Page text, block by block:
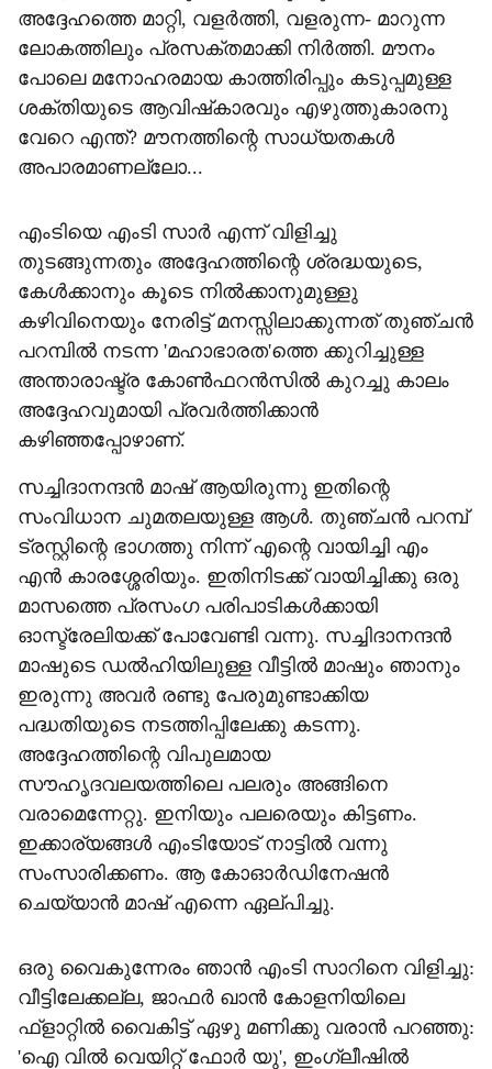
അദ്ദേഹത്തെ മാറ്റി, വളര്‍ത്തി, വളരുന്ന- മാറുന്ന
ലോകത്തിലും പ്രസക്തമാക്കി നിര്‍ത്തി. മൗനം
പോലെ മനോഹരമായ കാത്തിരിപ്പും കടുപ്പമുള്ള
ശക്തിയുടെ ആവിഷ്‌കാരവും എഴുത്തുകാരനു
വേറെ എന്ത്? മൗനത്തിന്റെ സാധ്യതകള്‍
അപാരമാണല്ലോ...
എംടിയെ എംടി സാര്‍ എന്ന് വിളിച്ചു
തുടങ്ങുന്നതും അദ്ദേഹത്തിന്റെ ശ്രദ്ധയുടെ,
കേള്‍ക്കാനും കൂടെ നില്‍ക്കാനുമുള്ളു
കഴിവിനെയും നേരിട്ട് മനസ്സിലാക്കുന്നത് തുഞ്ചന്‍
പറമ്പില്‍ നടന്ന 'മഹാഭാരത'ത്തെ ക്കുറിച്ചുള്ള
അന്താരാഷ്ട്ര കോണ്‍ഫറന്‍സില്‍ കുറച്ചു കാലം
അദ്ദേഹവുമായി പ്രവര്‍ത്തിക്കാന്‍
കഴിഞ്ഞപ്പോഴാണ്.
സച്ചിദാനന്ദന്‍ മാഷ് ആയിരുന്നു ഇതിന്റെ
സംവിധാന ചുമതലയുള്ള ആള്‍. തുഞ്ചന്‍ പറമ്പ്
ട്രസ്റ്റിന്റെ ഭാഗത്തു നിന്ന് എന്റെ വായിച്ചി എം
എന്‍ കാരശ്ശേരിയും. ഇതിനിടക്ക് വായിച്ചിക്കു ഒരു
മാസത്തെ പ്രസംഗ പരിപാടികള്‍ക്കായി
ഓസ്ട്രേലിയക്ക് പോവേണ്ടി വന്നു. സച്ചിദാനന്ദന്‍
മാഷുടെ ഡല്‍ഹിയിലുള്ള വീട്ടില്‍ മാഷും ഞാനും
ഇരുന്നു അവര്‍ രണ്ടു പേരുമുണ്ടാക്കിയ
പദ്ധതിയുടെ നടത്തിപ്പിലേക്കു കടന്നു.
അദ്ദേഹത്തിന്റെ വിപുലമായ
സൗഹൃദവലയത്തിലെ പലരും അങ്ങിനെ
വരാമെന്നേറ്റു. ഇനിയും പലരെയും കിട്ടണം.
ഇക്കാര്യങ്ങള്‍ എംടിയോട് നാട്ടില്‍ വന്നു
സംസാരിക്കണം. ആ കോഓര്‍ഡിനേഷന്‍
ചെയ്യാന്‍ മാഷ് എന്നെ ഏല്പിച്ചു.
ഒരു വൈകുന്നേരം ഞാന്‍ എംടി സാറിനെ വിളിച്ചു:
വീട്ടിലേക്കല്ല, ജാഫര്‍ ഖാന്‍ കോളനിയിലെ
ഫ്‌ളാറ്റില്‍ വൈകിട്ട് ഏഴു മണിക്കു വരാന്‍ പറഞ്ഞു:
'ഐ വില്‍ വെയിറ്റ് ഫോര്‍ യു', ഇംഗ്ലീഷില്‍